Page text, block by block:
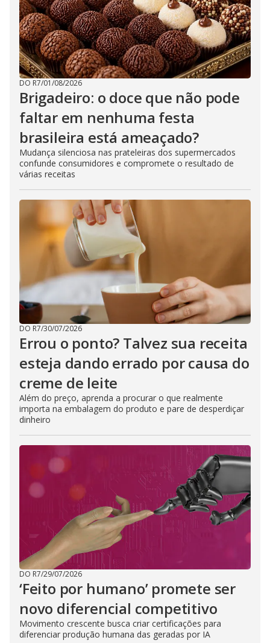
DO R7/01/08/2026
Brigadeiro: o doce que não pode
faltar em nenhuma festa
brasileira está ameaçado?
Mudança silenciosa nas prateleiras dos supermercados
confunde consumidores e compromete o resultado de
várias receitas
DO R7/30/07/2026
Errou o ponto? Talvez sua receita
esteja dando errado por causa do
creme de leite
Além do preço, aprenda a procurar o que realmente
importa na embalagem do produto e pare de desperdiçar
dinheiro
DO R7/29/07/2026
‘Feito por humano’ promete ser
novo diferencial competitivo
Movimento crescente busca criar certificações para
diferenciar produção humana das geradas por IA